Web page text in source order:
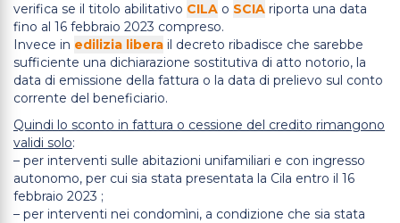
verifica se il titolo abilitativo CILA o SCIA riporta una data
fino al 16 febbraio 2023 compreso.
Invece in edilizia libera il decreto ribadisce che sarebbe
sufficiente una dichiarazione sostitutiva di atto notorio, la
data di emissione della fattura o la data di prelievo sul conto
corrente del beneficiario.
Quindi lo sconto in fattura o cessione del credito rimangono
validi solo:
– per interventi sulle abitazioni unifamiliari e con ingresso
autonomo, per cui sia stata presentata la Cila entro il 16
febbraio 2023 ;
– per interventi nei condomìni, a condizione che sia stata